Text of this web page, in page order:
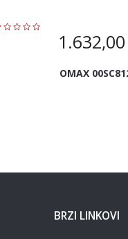
1.632,00
OMAX
BRZI LINKOVI